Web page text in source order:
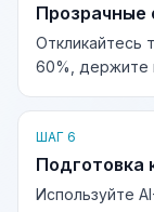
Прозрачные
Откликайтесь
60%, держите
ШАГ 6
Подготовка
Используйте